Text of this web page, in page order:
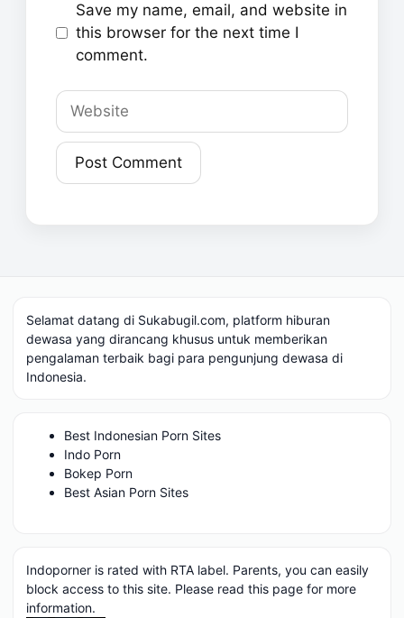
Save my name, email, and website in
this browser for the next time I
comment.
Website
Selamat datang di Sukabugil.com, platform hiburan
dewasa yang dirancang khusus untuk memberikan
pengalaman terbaik bagi para pengunjung dewasa di
Indonesia.
Best Indonesian Porn Sites
Indo Porn
Bokep Porn
Best Asian Porn Sites
Indoporner is rated with RTA label. Parents, you can easily
block access to this site. Please read this page for more
information.